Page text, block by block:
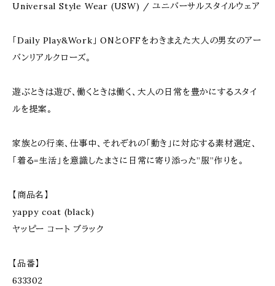
Universal Style Wear (USW) / ユニバーサルスタイルウェア
「Daily Play&Work」 ONとOFFをわきまえた大人の男女のアー
バンリアルクローズ。
遊ぶときは遊び、働くときは働く、大人の日常を豊かにするスタイ
ルを提案。
家族との行楽、仕事中、それぞれの「動き」に対応する素材選定、
「着る=生活」を意識したまさに日常に寄り添った”服”作りを。
【商品名】
yappy coat (black)
ヤッピー コート ブラック
【品番】
633302